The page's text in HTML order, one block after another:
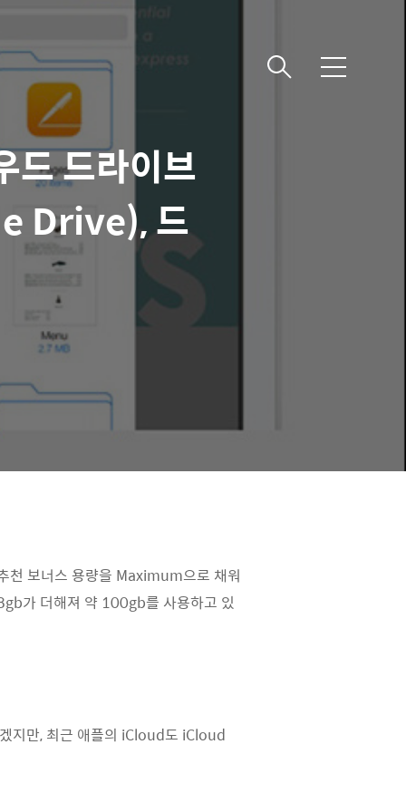
메
드 드라이브
Drive), 드
천 보너스 용량을 Maximum으로 채워
가 더해져 약 100gb를 사용하고 있
지만, 최근 애플의 iCloud도 iCloud